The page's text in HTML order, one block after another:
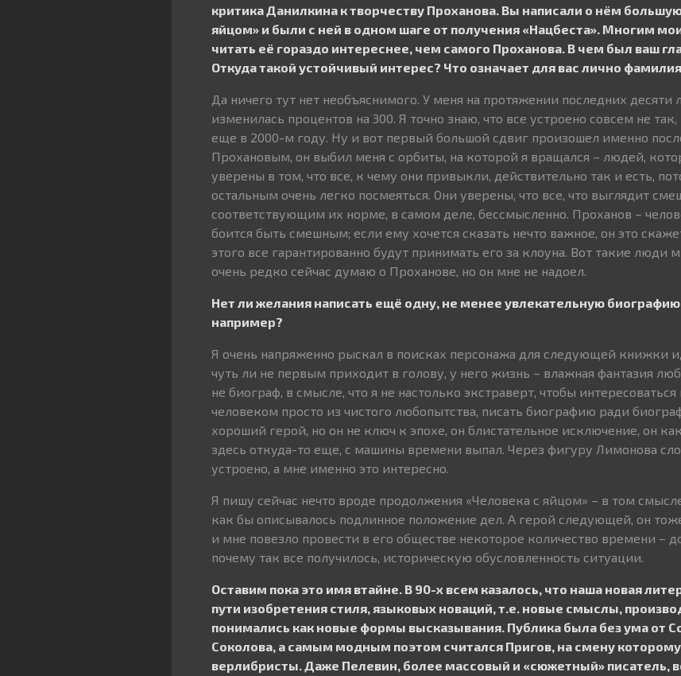
критика Данилкина к творчеству Проханова. Вы написали о нём
яйцом» и были с ней в одном шаге от получения «Нацбеста». Многим
читать её гораздо интереснее, чем самого Проханова. В чем был ваш
Откуда такой устойчивый интерес? Что означает для вас лично
Да ничего тут нет необъяснимого. У меня на протяжении последних десяти
изменилась процентов на 300. Я точно знаю, что все устроено совсем не
еще в 2000-м году. Ну и вот первый большой сдвиг произошел именно
Прохановым, он выбил меня с орбиты, на которой я вращался – людей,
уверены в том, что все, к чему они привыкли, действительно так и есть,
остальным очень легко посмеяться. Они уверены, что все, что выглядит
соответствующим их норме, в самом деле, бессмысленно. Проханов –
боится быть смешным; если ему хочется сказать нечто важное, он это
этого все гарантированно будут принимать его за клоуна. Вот такие люди
очень редко сейчас думаю о Проханове, но он мне не надоел.
Нет ли желания написать ещё одну, не менее увлекательную
например?
Я очень напряженно рыскал в поисках персонажа для следующей книжки
чуть ли не первым приходит в голову, у него жизнь – влажная фантазия
не биограф, в смысле, что я не настолько экстраверт, чтобы
человеком просто из чистого любопытства, писать биографию ради
хороший герой, но он не ключ к эпохе, он блистательное исключение, он
здесь откуда-то еще, с машины времени выпал. Через фигуру Лимонова
устроено, а мне именно это интересно.
Я пишу сейчас нечто вроде продолжения «Человека с яйцом» – в том
как бы описывалось подлинное положение дел. А герой следующей, он
и мне повезло провести в его обществе некоторое количество времени –
почему так все получилось, историческую обусловленность ситуации.
Оставим пока это имя втайне. В 90-х всем казалось, что наша новая
пути изобретения стиля, языковых новаций, т.е. новые смыслы,
понимались как новые формы высказывания. Публика была без ума от
Соколова, а самым модным поэтом считался Пригов, на смену
верлибристы. Даже Пелевин, более массовый и «сюжетный» писатель,